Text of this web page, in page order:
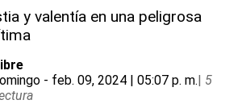
y valentía en una peligrosa
- feb. 09, 2024 | 05:07 p. m.| 5